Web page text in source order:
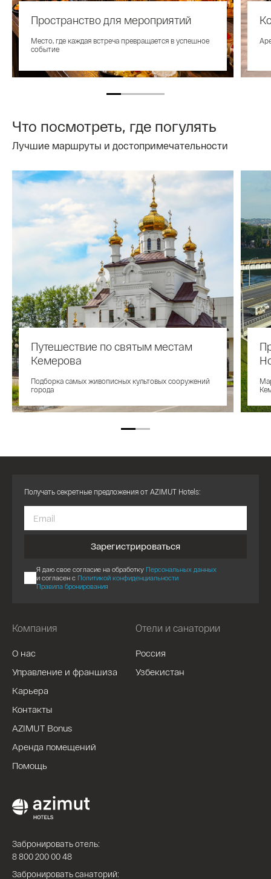
Пространство для мероприятий
Место, где каждая встреча превращается в успешное
событие
Что посмотреть, где погулять
Лучшие маршруты и достопримечательности
Путешествие по святым местам
Кемерова
Подборка самых живописных культовых сооружений
города
Компания
О нас
Управление и франшиза
Карьера
Контакты
AZIMUT Bonus
Аренда помещений
Помощь
Отели и санатории
Россия
Узбекистан
Получать секретные предложения от AZIMUT Hotels:
Зарегистрироваться
Я даю свое согласие на обработку Персональных данных
и согласен с Политикой конфиденциальности
Правила бронирования
Забронировать отель:
8 800 200 00 48
Забронировать санаторий: